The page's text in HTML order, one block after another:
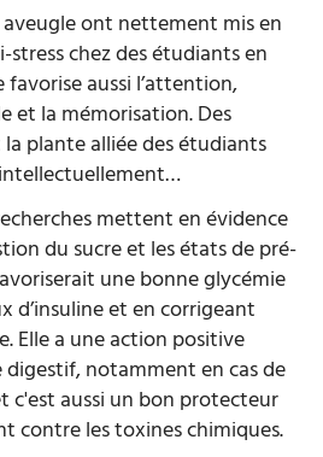
ont nettement mis en
chez des étudiants en
favorise aussi l’attention,
et la mémorisation. Des
plante alliée des étudiants
mettent en évidence
du sucre et les états de pré-
une bonne glycémie
d’insuline et en corrigeant
Elle a une action positive
digestif, notamment en cas de
aussi un bon protecteur
contre les toxines chimiques.